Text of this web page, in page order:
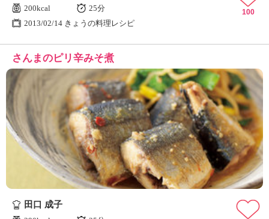
200kcal
25分
2013/02/14 きょうの料理レシピ
100
さんまのピリ辛みそ煮
田口 成子